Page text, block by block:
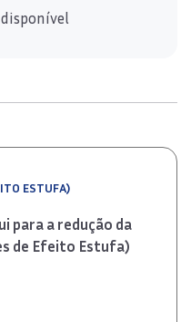
ESTUFA)
para a redução da
de Efeito Estufa)